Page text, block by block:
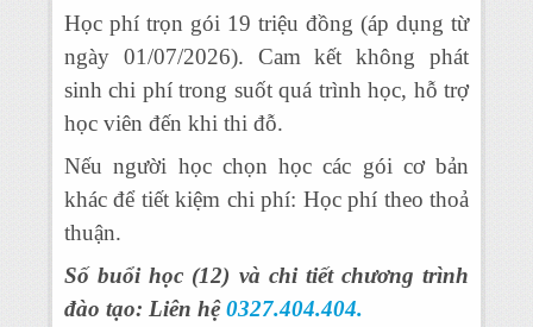
Học phí trọn gói 19 triệu đồng (áp dụng từ
ngày 01/07/2026). Cam kết không phát
sinh chi phí trong suốt quá trình học, hỗ trợ
học viên đến khi thi đỗ.
Nếu người học chọn học các gói cơ bản
khác để tiết kiệm chi phí: Học phí theo thoả
thuận.
Số buổi học (12) và chi tiết chương trình
đào tạo: Liên hệ0327.404.404.